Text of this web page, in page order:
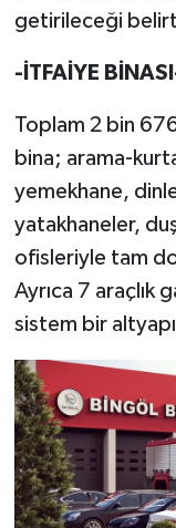
getirileceği
-İTFAİYE
Toplam 2 bin
bina; arama-
yemekhane,
yatakhaneler,
ofisleriyle tam
Ayrıca 7 araçlık
sistem bir